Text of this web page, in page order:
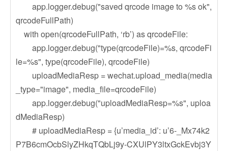
app.logger.debug("saved qrcode image to %s ok",
qrcodeFullPath)
with open(qrcodeFullPath, ‘rb’) as qrcodeFile:
app.logger.debug("type(qrcodeFile)=%s, qrcodeFi
le=%s", type(qrcodeFile), qrcodeFile)
uploadMediaResp = wechat.upload_media(media
_type="image", media_file=qrcodeFile)
app.logger.debug("uploadMediaResp=%s", uploa
dMediaResp)
# uploadMediaResp = {u’media_id’: u’6-_Mx74k2
P7B6cmOcbSlyZHkqTQbLj9y-CXUlPY3ltxGckEvbj3Y